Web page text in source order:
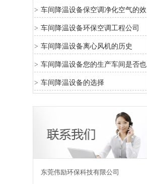
养
> 车间降温设备保空调净化空气的效
果及作用
> 车间降温设备环保空调工程公司
> 车间降温设备离心风机的历史
> 车间降温设备您的生产车间是否也
存在着以下问题？
> 车间降温设备的选择
东莞伟励环保科技有限公司